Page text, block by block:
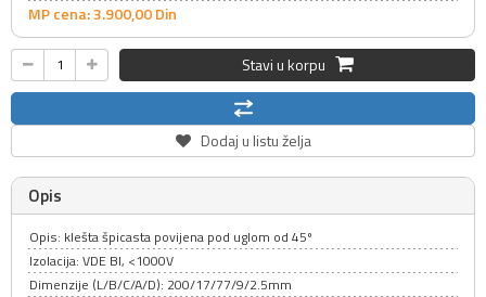
MP cena: 3.900,00Din
Stavi u korpu
Dodaj u listu želja
Opis
Opis: klešta špicasta povijena pod uglom od 45º
Izolacija: VDE BI, <1000V
Dimenzije (L/B/C/A/D): 200/17/77/9/2.5mm